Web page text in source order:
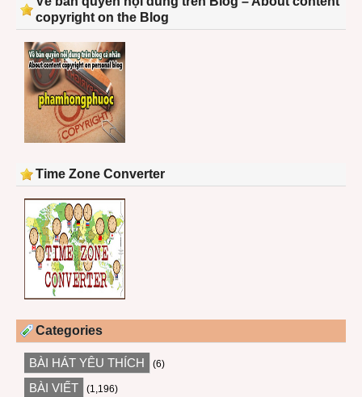
copyright on the Blog
Time Zone Converter
Categories
BÀI HÁT YÊU THÍCH (6)
BÀI VIẾT (1,196)